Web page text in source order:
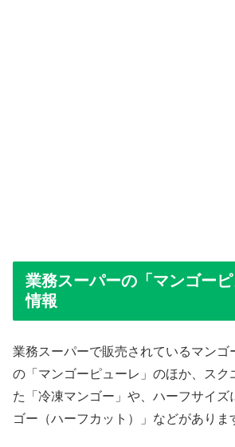
業務スーパーの「マンゴー
情報
業務スーパーで販売されているマンゴ
の「マンゴーピューレ」のほか、スク
た「冷凍マンゴー」や、ハーフサイズ
ゴー（ハーフカット）」などがありま